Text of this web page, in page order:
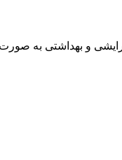
و بهداشتی به